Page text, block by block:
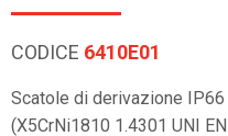
CODICE 6410E01
Scatole di derivazione
(X5CrNi1810 1.4301 UNI